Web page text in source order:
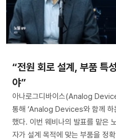
“전원 회로 설계, 부품 특
야”
아나로그디바이스(Analog
통해 ‘Analog Devices와 함께 하
했다. 이번 웨비나의 발표를 맡은
자가 설계 목적에 맞는 부품을 정